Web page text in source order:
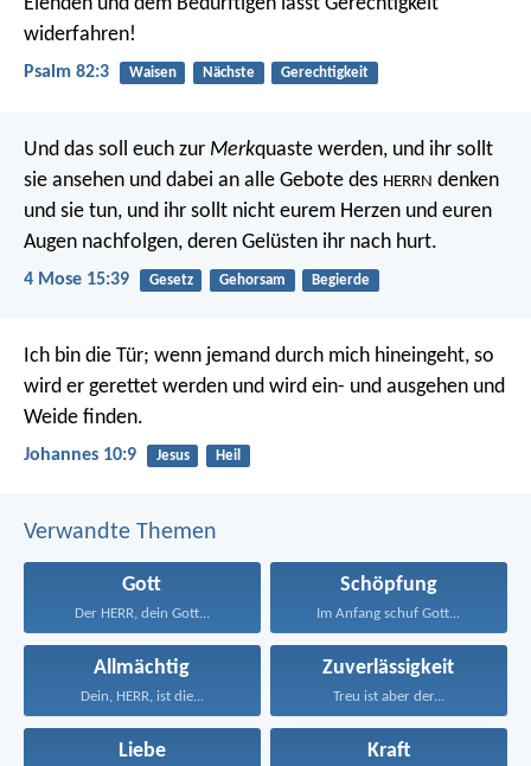
widerfahren!
Psalm 82:3 Waisen Nächste Gerechtigkeit
Und das soll euch zur Merkquaste werden, und ihr sollt
sie ansehen und dabei an alle Gebote des HERRN denken
und sie tun, und ihr sollt nicht eurem Herzen und euren
Augen nachfolgen, deren Gelüsten ihr nach hurt.
4 Mose 15:39 Gesetz Gehorsam Begierde
Ich bin die Tür; wenn jemand durch mich hineingeht, so
wird er gerettet werden und wird ein- und ausgehen und
Weide finden.
Johannes 10:9 Jesus Heil
Verwandte Themen
Gott
Der HERR, dein Gott...
Schöpfung
Im Anfang schuf Gott...
Allmächtig
Dein, HERR, ist die...
Zuverlässigkeit
Treu ist aber der...
Liebe Kraft